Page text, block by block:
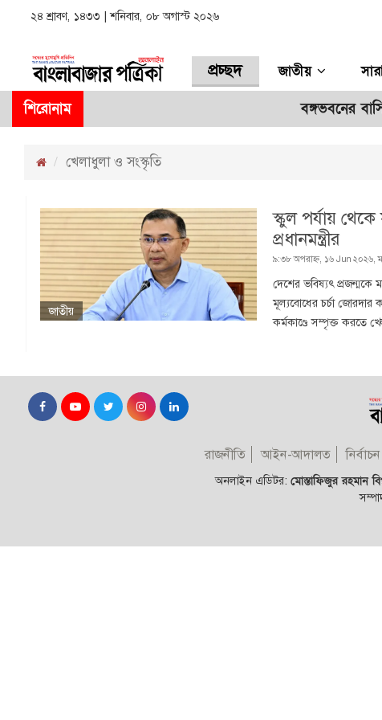
২৪ শ্রাবণ, ১৪৩৩ | শনিবার, ০৮ অগাস্ট ২০২৬
প্রচ্ছদ জাতীয়
শিরোনাম বঙ্গভবনের
খেলাধুলা ও সংস্কৃতি
জাতীয়
স্কুল পর্যায়
প্রধানমন্ত্রীর
৯:৩৮ অপরাহ্ন, ১৬ Jun ২০২৬,
দেশের ভবিষ্যৎ প্রজন্মকে
মূল্যবোধের চর্চা জোরদার
কর্মকাণ্ডে সম্পৃক্ত করতে
রাজনীতি আইন-আদালত নির্বাচন
অনলাইন এডিটর: মোস্তাফিজুর রহমান